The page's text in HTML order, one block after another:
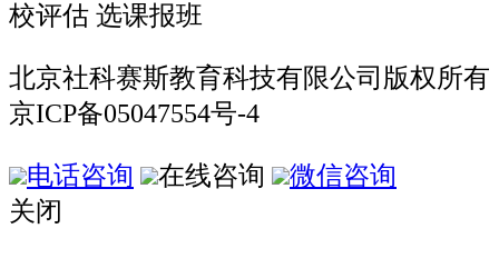
校评估 选课报班
北京社科赛斯教育科技有限公司版权所有
京ICP备05047554号-4
电话咨询 在线咨询
微信咨询
关闭